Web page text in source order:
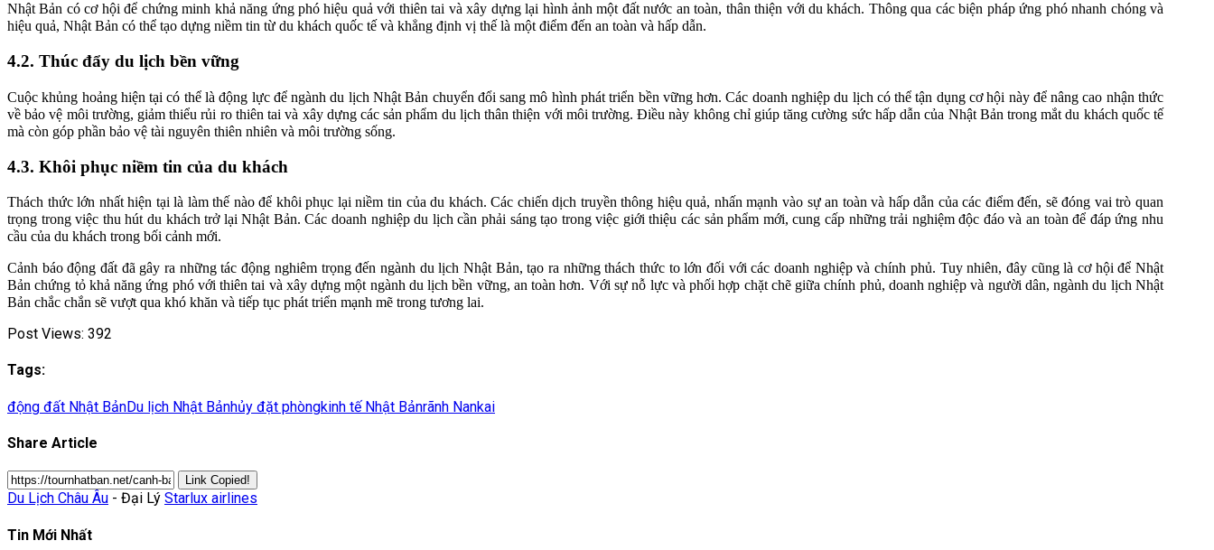
Nhật Bản có cơ hội để chứng minh khả năng ứng phó hiệu quả với thiên tai và xây dựng lại hình ảnh một đất nước an toàn, thân thiện với du khách. Thông qua các biện pháp ứng phó nhanh chóng và
hiệu quả, Nhật Bản có thể tạo dựng niềm tin từ du khách quốc tế và khẳng định vị thế là một điểm đến an toàn và hấp dẫn.
4.2. Thúc đẩy du lịch bền vững
Cuộc khủng hoảng hiện tại có thể là động lực để ngành du lịch Nhật Bản chuyển đổi sang mô hình phát triển bền vững hơn. Các doanh nghiệp du lịch có thể tận dụng cơ hội này để nâng cao nhận thức
về bảo vệ môi trường, giảm thiểu rủi ro thiên tai và xây dựng các sản phẩm du lịch thân thiện với môi trường. Điều này không chỉ giúp tăng cường sức hấp dẫn của Nhật Bản trong mắt du khách quốc tế
mà còn góp phần bảo vệ tài nguyên thiên nhiên và môi trường sống.
4.3. Khôi phục niềm tin của du khách
Thách thức lớn nhất hiện tại là làm thế nào để khôi phục lại niềm tin của du khách. Các chiến dịch truyền thông hiệu quả, nhấn mạnh vào sự an toàn và hấp dẫn của các điểm đến, sẽ đóng vai trò quan
trọng trong việc thu hút du khách trở lại Nhật Bản. Các doanh nghiệp du lịch cần phải sáng tạo trong việc giới thiệu các sản phẩm mới, cung cấp những trải nghiệm độc đáo và an toàn để đáp ứng nhu
cầu của du khách trong bối cảnh mới.
Cảnh báo động đất đã gây ra những tác động nghiêm trọng đến ngành du lịch Nhật Bản, tạo ra những thách thức to lớn đối với các doanh nghiệp và chính phủ. Tuy nhiên, đây cũng là cơ hội để Nhật
Bản chứng tỏ khả năng ứng phó với thiên tai và xây dựng một ngành du lịch bền vững, an toàn hơn. Với sự nỗ lực và phối hợp chặt chẽ giữa chính phủ, doanh nghiệp và người dân, ngành du lịch Nhật
Bản chắc chắn sẽ vượt qua khó khăn và tiếp tục phát triển mạnh mẽ trong tương lai.
Post Views: 392
Tags:
động đất Nhật BảnDu lịch Nhật Bảnhủy đặt phòngkinh tế Nhật Bảnrãnh Nankai
Share Article
Link Copied!
Du Lịch Châu Âu - Đại Lý Starlux airlines
Tin Mới Nhất